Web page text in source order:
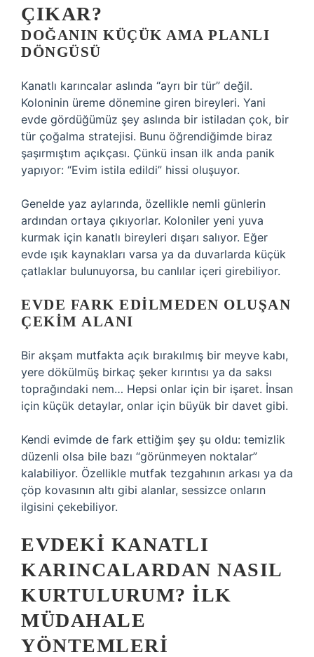
ÇIKAR?
DOĞANIN KÜÇÜK AMA PLANLI
DÖNGÜSÜ
Kanatlı karıncalar aslında “ayrı bir tür” değil.
Koloninin üreme dönemine giren bireyleri. Yani
evde gördüğümüz şey aslında bir istiladan çok, bir
tür çoğalma stratejisi. Bunu öğrendiğimde biraz
şaşırmıştım açıkçası. Çünkü insan ilk anda panik
yapıyor: “Evim istila edildi” hissi oluşuyor.
Genelde yaz aylarında, özellikle nemli günlerin
ardından ortaya çıkıyorlar. Koloniler yeni yuva
kurmak için kanatlı bireyleri dışarı salıyor. Eğer
evde ışık kaynakları varsa ya da duvarlarda küçük
çatlaklar bulunuyorsa, bu canlılar içeri girebiliyor.
EVDE FARK EDILMEDEN OLUŞAN
ÇEKIM ALANI
Bir akşam mutfakta açık bırakılmış bir meyve kabı,
yere dökülmüş birkaç şeker kırıntısı ya da saksı
toprağındaki nem… Hepsi onlar için bir işaret. İnsan
için küçük detaylar, onlar için büyük bir davet gibi.
Kendi evimde de fark ettiğim şey şu oldu: temizlik
düzenli olsa bile bazı “görünmeyen noktalar”
kalabiliyor. Özellikle mutfak tezgahının arkası ya da
çöp kovasının altı gibi alanlar, sessizce onların
ilgisini çekebiliyor.
EVDEKI KANATLI
KARINCALARDAN NASIL
KURTULURUM? İLK
MÜDAHALE
YÖNTEMLERI